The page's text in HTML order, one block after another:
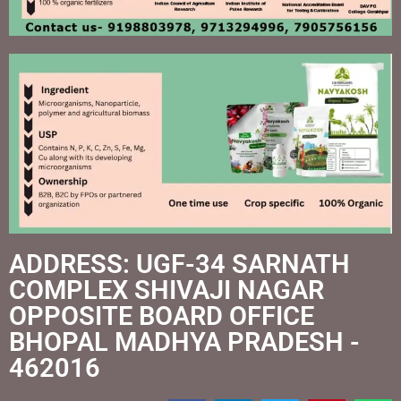
ADDRESS: UGF-34 SARNATH
COMPLEX SHIVAJI NAGAR
OPPOSITE BOARD OFFICE
BHOPAL MADHYA PRADESH -
462016